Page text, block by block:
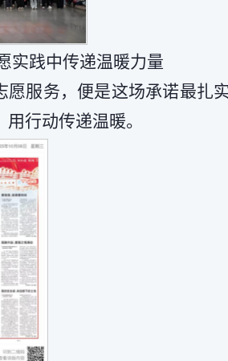
实践中传递温暖力量
服务，便是这场承诺最扎
行动传递温暖。